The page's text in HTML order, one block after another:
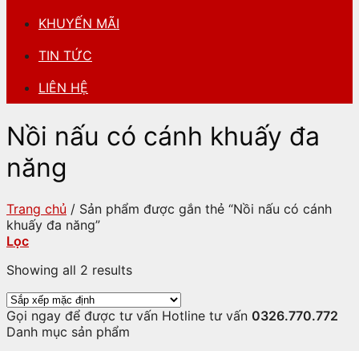
KHUYẾN MÃI
TIN TỨC
LIÊN HỆ
Nồi nấu có cánh khuấy đa
năng
Trang chủ / Sản phẩm được gắn thẻ “Nồi nấu có cánh
khuấy đa năng”
Lọc
Showing all 2 results
Gọi ngay để được tư vấn Hotline tư vấn 0326.770.772
Danh mục sản phẩm